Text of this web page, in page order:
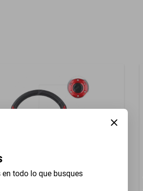
todo lo que busques
Universal 13 In Mercedes-Benz